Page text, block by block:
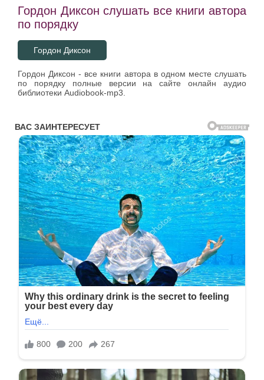
Гордон Диксон слушать все книги автора
по порядку
Гордон Диксон
Гордон Диксон - все книги автора в одном месте слушать
по порядку полные версии на сайте онлайн аудио
библиотеки Audiobook-mp3.